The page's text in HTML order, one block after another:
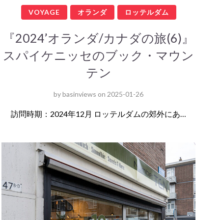
VOYAGE オランダ ロッテルダム
『2024’オランダ/カナダの旅(6)』
スパイケニッセのブック・マウン
テン
bybasinviews on 2025-01-26
訪問時期：2024年12月 ロッテルダムの郊外にあ…